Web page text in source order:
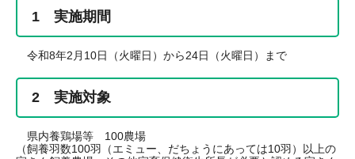
1 実施期間
令和8年2月10日（火曜日）から24日（火曜日）まで
2 実施対象
県内養鶏場等 100農場
（飼養羽数100羽（エミュー、だちょうにあっては10羽）以上の